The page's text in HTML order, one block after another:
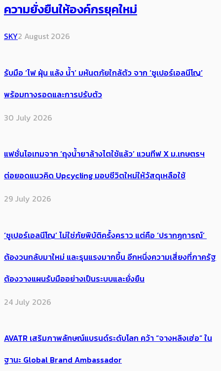
ความยั่งยืนให้องค์กรยุคใหม่
SKY2 August 2026
รับมือ ‘ไฟ ฝุ่น แล้ง น้ำ’ มหันตภัยใกล้ตัว จาก ‘ซูเปอร์เอลนีโญ’
พร้อมทางรอดและการปรับตัว
30 July 2026
แฟชั่นไอเทมจาก ‘ถุงน้ำยาล้างไตใช้แล้ว’ แวนทีฟ X ม.เกษตรฯ
ต่อยอดแนวคิด Upcycling มอบชีวิตใหม่ให้วัสดุเหลือใช้
29 July 2026
‘ซูเปอร์เอลนีโญ’ ไม่ใช่ภัยพิบัติครั้งคราว แต่คือ ‘ปรากฏการณ์’ ​
ต้อง​วนกลับมาใหม่ และรุนแรงมากขึ้น อีกหนึ่งความเสี่ยงที่ภาครัฐ
ต้องวางแผนรับมืออย่างเป็นระบบและยั่งยืน
24 July 2026
AVATR เสริมภาพลักษณ์แบรนด์ระดับโลก คว้า “จางหลิงเฮ่อ” ใน
ฐานะ Global Brand Ambassador